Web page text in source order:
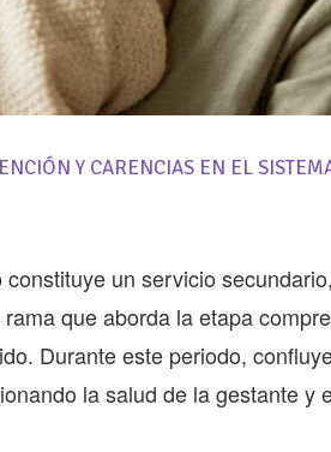
Y CARENCIAS EN EL
un servicio
que aborda la etapa
Durante este periodo,
la salud de la gestante y